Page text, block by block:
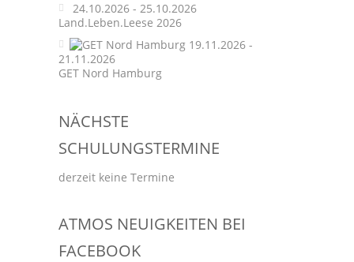
24.10.2026 - 25.10.2026
Land.Leben.Leese 2026
19.11.2026 -
21.11.2026
GET Nord Hamburg
NÄCHSTE
SCHULUNGSTERMINE
derzeit keine Termine
ATMOS NEUIGKEITEN BEI
FACEBOOK